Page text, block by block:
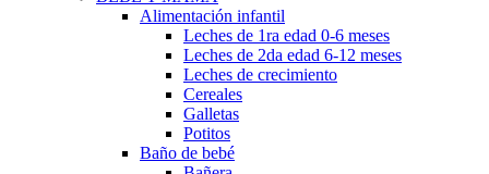
Alimentación infantil
Leches de 1ra edad 0-6 meses
Leches de 2da edad 6-12 meses
Leches de crecimiento
Cereales
Galletas
Potitos
Baño de bebé